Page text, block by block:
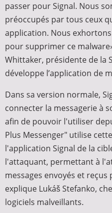
passer pour Signal. Nous
préoccupés par tous ceux
application. Nous
pour supprimer ce
Whittaker, présidente de la
développe l’application de
Dans sa version normale,
connecter la messagerie à
afin de pouvoir l'utiliser
Plus Messenger" utilise
l'application Signal de la
l'attaquant, permettant à
messages envoyés et reçus
explique Lukáš Stefanko,
logiciels malveillants.